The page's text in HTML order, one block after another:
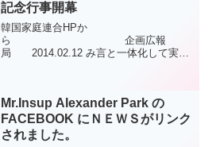
記念行事開幕
韓国家庭連合HPか
ら 企画広報
局 2014.02.12 み言と一体化して実践
（陽暦2.12）午前7時...
Mr.Insup Alexander Park の
FACEBOOK にＮＥＷＳがリンク
されました。